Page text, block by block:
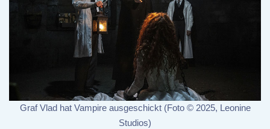
Graf Vlad hat Vampire ausgeschickt (Foto © 2025, Leonine
Studios)